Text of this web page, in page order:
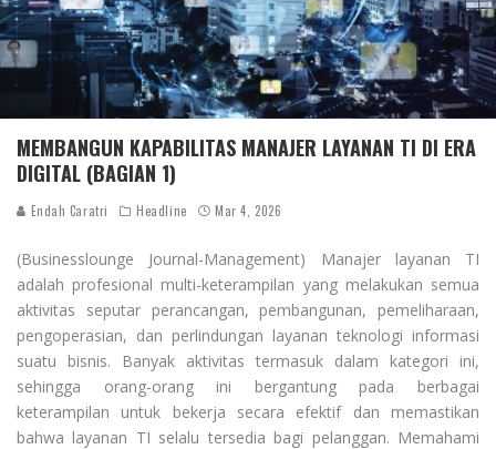
MEMBANGUN KAPABILITAS MANAJER LAYANAN TI DI ERA
DIGITAL (BAGIAN 1)
Endah Caratri Headline Mar 4, 2026
(Businesslounge Journal-Management) Manajer layanan TI
adalah profesional multi-keterampilan yang melakukan semua
aktivitas seputar perancangan, pembangunan, pemeliharaan,
pengoperasian, dan perlindungan layanan teknologi informasi
suatu bisnis. Banyak aktivitas termasuk dalam kategori ini,
sehingga orang-orang ini bergantung pada berbagai
keterampilan untuk bekerja secara efektif dan memastikan
bahwa layanan TI selalu tersedia bagi pelanggan. Memahami